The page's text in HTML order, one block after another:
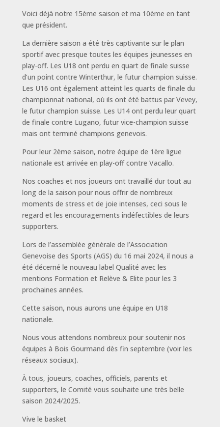
Voici déjà notre 15ème saison et ma 10ème en tant
que président.
La dernière saison a été très captivante sur le plan
sportif avec presque toutes les équipes jeunesses en
play-off. Les U18 ont perdu en quart de finale suisse
d’un point contre Winterthur, le futur champion suisse.
Les U16 ont également atteint les quarts de finale du
championnat national, où ils ont été battus par Vevey,
le futur champion suisse. Les U14 ont perdu leur quart
de finale contre Lugano, futur vice-champion suisse
mais ont terminé champions genevois.
Pour leur 2ème saison, notre équipe de 1ère ligue
nationale est arrivée en play-off contre Vacallo.
Nos coaches et nos joueurs ont travaillé dur tout au
long de la saison pour nous offrir de nombreux
moments de stress et de joie intenses, ceci sous le
regard et les encouragements indéfectibles de leurs
supporters.
Lors de l’assemblée générale de l’Association
Genevoise des Sports (AGS) du 16 mai 2024, il nous a
été décerné le nouveau label Qualité avec les
mentions Formation et Relève & Elite pour les 3
prochaines années.
Cette saison, nous aurons une équipe en U18
nationale.
Nous vous attendons nombreux pour soutenir nos
équipes à Bois Gourmand dès fin septembre (voir les
réseaux sociaux).
À tous, joueurs, coaches, officiels, parents et
supporters, le Comité vous souhaite une très belle
saison 2024/2025.
Vive le basket